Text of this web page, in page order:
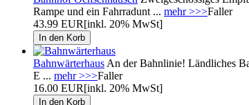
Rampe und ein Fahrradunt ... mehr >>>Faller
43.99 EUR[inkl. 20% MwSt]
Bahnwärterhaus An der Bahnlinie! Ländliches
E ... mehr >>>Faller
16.00 EUR[inkl. 20% MwSt]